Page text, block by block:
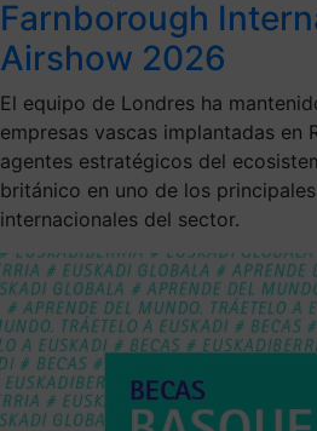
Farnborough
Airshow 2026
El equipo de Londres ha
empresas vascas implantadas en
agentes estratégicos del
británico en uno de los
internacionales del sector.